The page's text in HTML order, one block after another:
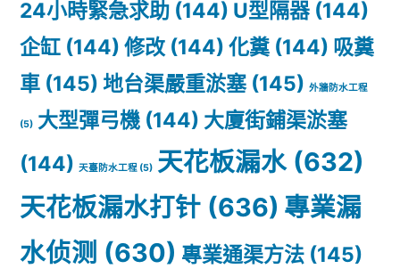
24小時緊急求助 (144) U型隔器 (144)
企缸 (144) 修改 (144) 化糞 (144) 吸糞
車 (145) 地台渠嚴重淤塞(145) 外牆防水工程
(5) 大型彈弓機 (144) 大廈街鋪渠淤塞
(144) 天臺防水工程 (5) 天花板漏水(632)
天花板漏水打针 (636) 專業漏
水侦测 (630) 專業通渠方法 (145)